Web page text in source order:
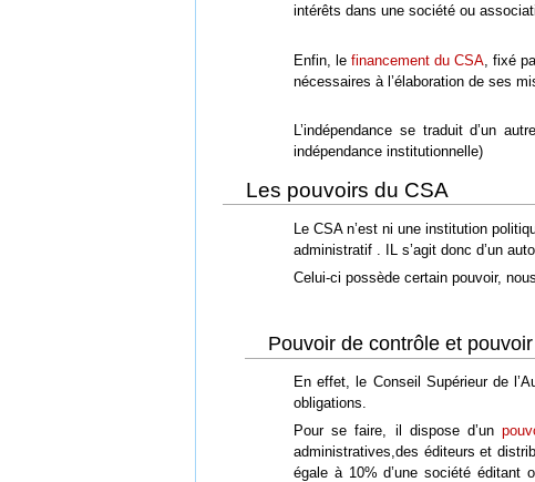
intérêts dans une société ou
Enfin, lefinancement du CSA , fixé
nécessaires à l’élaboration de ses
L’indépendance se traduit d’un
indépendance institutionnelle)
Les pouvoirs du CSA
Le CSA n’est ni une institution
administratif . IL s’agit donc d’un
Celui-ci possède certain pouvoir,
Pouvoir de contrôle et
En effet, le Conseil Supérieur de
obligations.
Pour se faire, il dispose d’un
administratives,des éditeurs et
égale à 10% d’une société éditant